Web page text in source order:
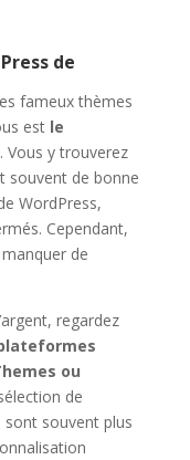
de
fameux thèmes
est le
. Vous y trouverez
souvent de bonne
WordPress,
Cependant,
de
regardez
ou
de
souvent plus